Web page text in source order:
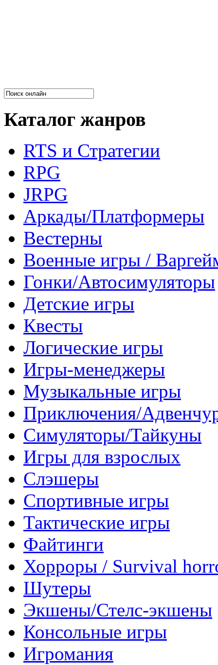
Каталог жанров
RTS и Стратегии
RPG
JRPG
Аркады/Платформеры
Вестерны
Военные игры /
Гонки/Автосимуляторы
Детские игры
Квесты
Логические игры
Игры-менеджеры
Музыкальные игры
Приключения/
Симуляторы/Тайкуны
Игры для взрослых
Слэшеры
Спортивные игры
Тактические игры
Файтинги
Хорроры / Survival
Шутеры
Экшены/Стелс-экшены
Консольные игры
Игромания